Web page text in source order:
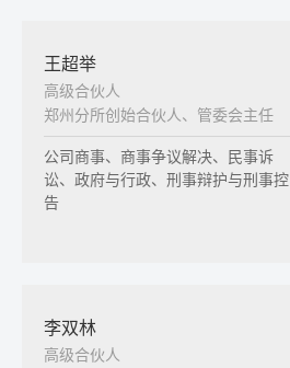
王超举
高级合伙人
郑州分所创始合伙人、管委会主任
公司商事、商事争议解决、民事诉
讼、政府与行政、刑事辩护与刑事控
告
李双林
高级合伙人